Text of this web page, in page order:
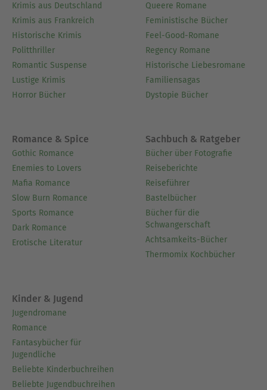
Krimis aus Deutschland
Krimis aus Frankreich
Historische Krimis
Politthriller
Romantic Suspense
Lustige Krimis
Horror Bücher
Queere Romane
Feministische Bücher
Feel-Good-Romane
Regency Romane
Historische Liebesromane
Familiensagas
Dystopie Bücher
Romance & Spice
Gothic Romance
Enemies to Lovers
Mafia Romance
Slow Burn Romance
Sports Romance
Dark Romance
Erotische Literatur
Sachbuch & Ratgeber
Bücher über Fotografie
Reiseberichte
Reiseführer
Bastelbücher
Bücher für die
Schwangerschaft
Achtsamkeits-Bücher
Thermomix Kochbücher
Kinder & Jugend
Jugendromane
Romance
Fantasybücher für
Jugendliche
Beliebte Kinderbuchreihen
Beliebte Jugendbuchreihen